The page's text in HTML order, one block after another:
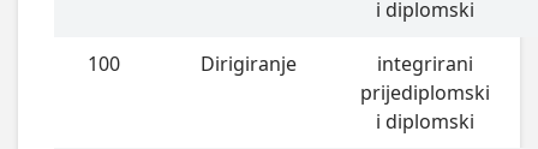
i diplomski
100 Dirigiranje
integrirani
prijediplomski
i diplomski